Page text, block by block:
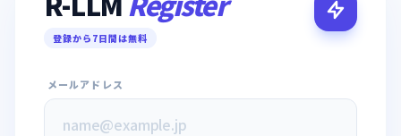
登録から7日間は無料
メールアドレス